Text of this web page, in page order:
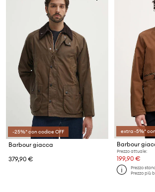
-25%* con codice OFF
Barbour giacca
379,90 €
extra -5%*
Barbour
Prezzo attuale:
199,90 €
Prezzo
Prezzo più